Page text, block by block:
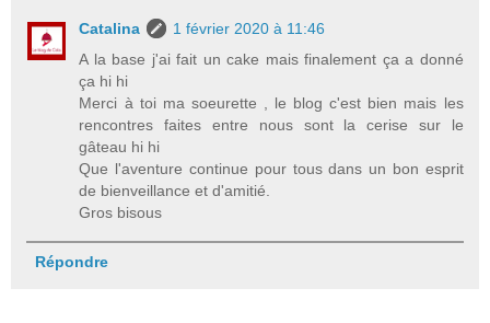
Catalina
1 février 2020 à 11:46
A la base j'ai fait un cake mais finalement ça a donné
ça hi hi
Merci à toi ma soeurette , le blog c'est bien mais les
rencontres faites entre nous sont la cerise sur le
gâteau hi hi
Que l'aventure continue pour tous dans un bon esprit
de bienveillance et d'amitié.
Gros bisous
Répondre